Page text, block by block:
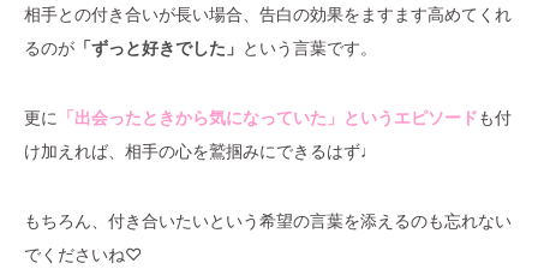
相手との付き合いが長い場合、告白の効果をますます高めてくれ
るのが 「ずっと好きでした」 という言葉です。
更に 「出会ったときから気になっていた」というエピソードも付
け加えれば、相手の心を鷲掴みにできるはず♩
もちろん、付き合いたいという希望の言葉を添えるのも忘れない
でくださいね♡